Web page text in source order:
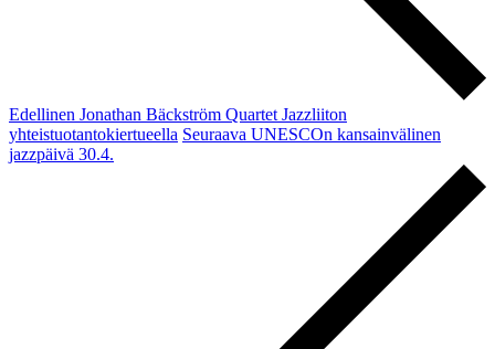
Edellinen Jonathan Bäckström Quartet Jazzliiton
yhteistuotantokiertueella Seuraava UNESCOn kansainvälinen
jazzpäivä 30.4.